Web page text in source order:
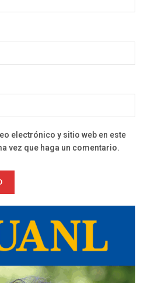
electrónico y sitio web en este
vez que haga un comentario.